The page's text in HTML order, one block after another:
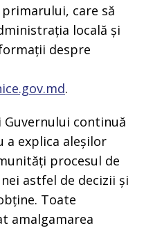
care să
locală și
despre
.
continuă
explica aleșilor
procesul de
astfel de decizii și
Toate
amalgamarea